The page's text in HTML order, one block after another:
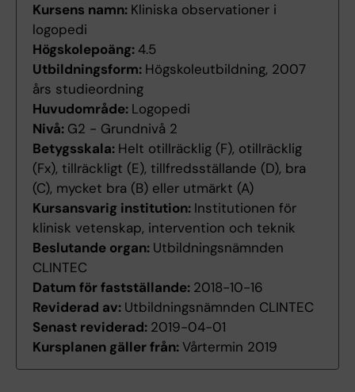
Kursens namn: Kliniska observationer i
logopedi
Högskolepoäng:4.5
Utbildningsform: Högskoleutbildning, 2007
års studieordning
Huvudområde: Logopedi
Nivå: G2 - Grundnivå 2
Betygsskala: Helt otillräcklig (F), otillräcklig
(Fx), tillräckligt (E), tillfredsställande (D), bra
(C), mycket bra (B) eller utmärkt (A)
Kursansvarig institution: Institutionen för
klinisk vetenskap, intervention och teknik
Beslutande organ: Utbildningsnämnden
CLINTEC
Datum för fastställande: 2018-10-16
Reviderad av: Utbildningsnämnden CLINTEC
Senast reviderad: 2019-04-01
Kursplanen gäller från:Vårtermin 2019